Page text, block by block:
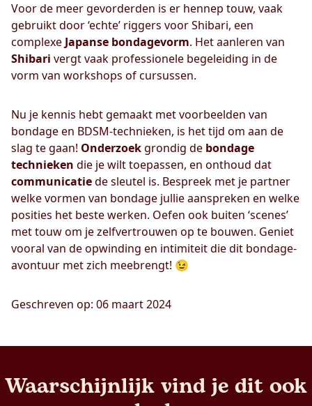
Voor de meer gevorderden is er hennep touw, vaak
gebruikt door ‘echte’ riggers voor Shibari, een
complexe Japanse bondagevorm. Het aanleren van
Shibari vergt vaak professionele begeleiding in de
vorm van workshops of cursussen.
Nu je kennis hebt gemaakt met voorbeelden van
bondage en BDSM-technieken, is het tijd om aan de
slag te gaan! Onderzoekgrondig de bondage
technieken die je wilt toepassen, en onthoud dat
communicatiede sleutel is. Bespreek met je partner
welke vormen van bondage jullie aanspreken en welke
posities het beste werken. Oefen ook buiten ‘scenes’
met touw om je zelfvertrouwen op te bouwen. Geniet
vooral van de opwinding en intimiteit die dit bondage-
avontuur met zich meebrengt! 😉
Geschreven op: 06 maart 2024
Waarschijnlijk vind je dit ook